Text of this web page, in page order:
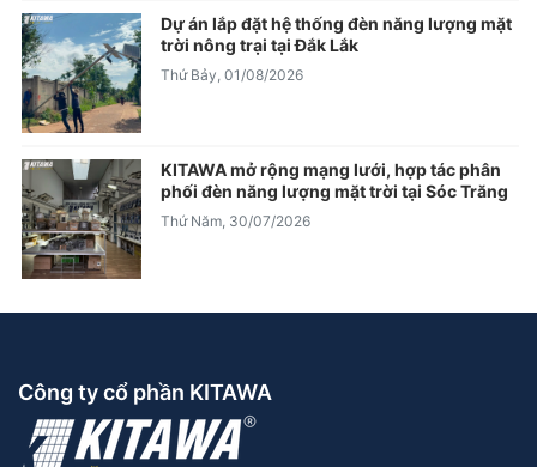
Dự án lắp đặt hệ thống đèn năng lượng mặt
trời nông trại tại Đắk Lắk
Thứ Bảy, 01/08/2026
KITAWA mở rộng mạng lưới, hợp tác phân
phối đèn năng lượng mặt trời tại Sóc Trăng
Thứ Năm, 30/07/2026
Công ty cổ phần KITAWA